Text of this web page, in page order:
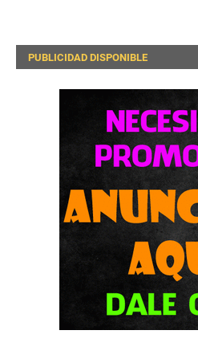
PUBLICIDAD DISPONIBLE